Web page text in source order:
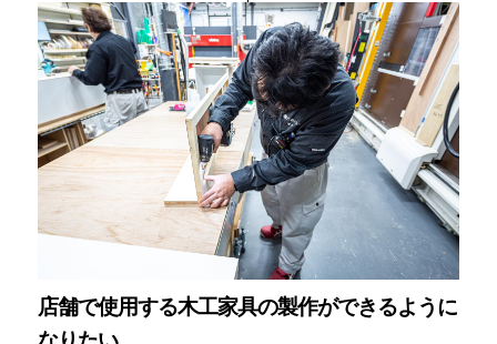
店舗で使用する木工家具の製作ができるように